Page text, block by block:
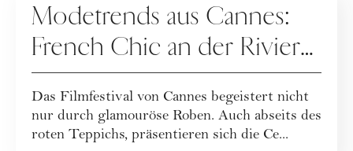
Modetrends aus Cannes:
French Chic an der Riviera
bei den diesjährigen
Filmfestspielen
Das Filmfestival von Cannes begeistert nicht
nur durch glamouröse Roben. Auch abseits des
roten Teppichs, präsentieren sich die Ce...